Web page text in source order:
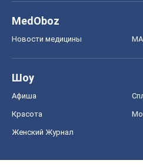
MedOboz
Новости медицины
Шоу
Афиша
Красота
Женский Журнал